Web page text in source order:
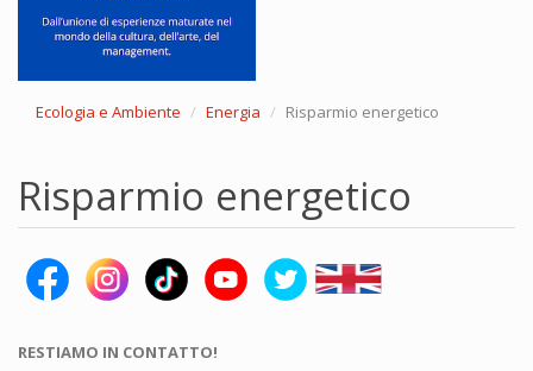
Ecologia e Ambiente Energia Risparmio energetico
Risparmio energetico
RESTIAMO IN CONTATTO!